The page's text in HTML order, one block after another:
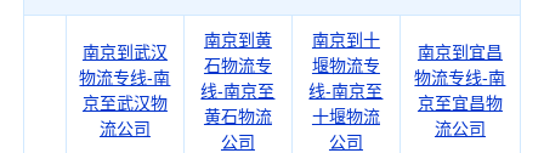
南京到武汉
物流专线-南
京至武汉物
流公司
南京到黄
石物流专
线-南京至
黄石物流
公司
南京到十
堰物流专
线-南京至
十堰物流
公司
南京到宜昌
物流专线-南
京至宜昌物
流公司